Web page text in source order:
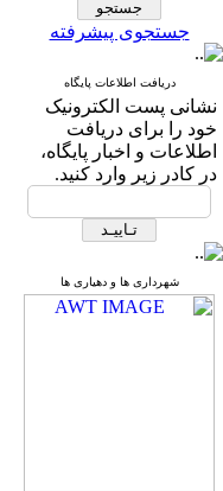
جستجوی پیشرفته
دریافت اطلاعات پایگاه
نشانی پست الکترونیک
خود را برای دریافت
اطلاعات و اخبار پایگاه،
در کادر زیر وارد کنید.
شهرداری ها و دهیاری ها